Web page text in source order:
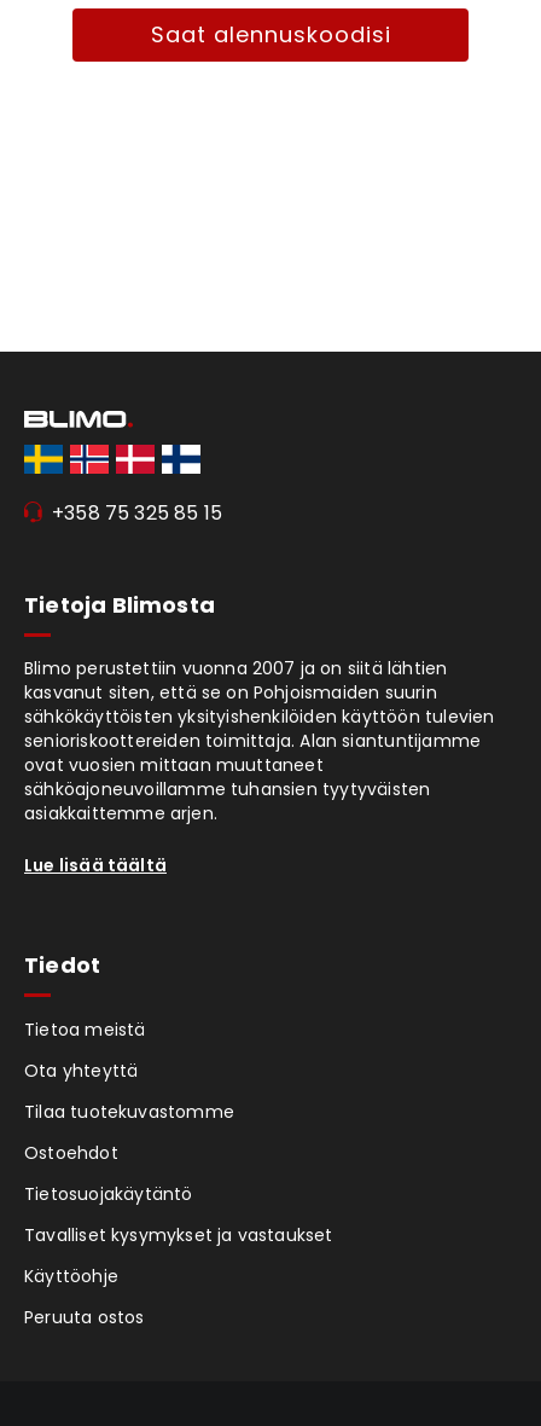
Saat alennuskoodisi
+358 75 325 85 15
Tietoja Blimosta
Blimo perustettiin vuonna 2007 ja on siitä lähtien
kasvanut siten, että se on Pohjoismaiden suurin
sähkökäyttöisten yksityishenkilöiden käyttöön tulevien
senioriskoottereiden toimittaja. Alan siantuntijamme
ovat vuosien mittaan muuttaneet
sähköajoneuvoillamme tuhansien tyytyväisten
asiakkaittemme arjen.
Lue lisää täältä
Tiedot
Tietoa meistä
Ota yhteyttä
Tilaa tuotekuvastomme
Ostoehdot
Tietosuojakäytäntö
Tavalliset kysymykset ja vastaukset
Käyttöohje
Peruuta ostos